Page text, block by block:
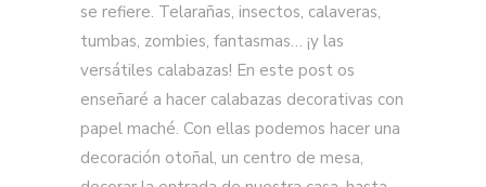
se refiere. Telarañas, insectos, calaveras,
tumbas, zombies, fantasmas… ¡y las
versátiles calabazas! En este post os
enseñaré a hacer calabazas decorativas con
papel maché. Con ellas podemos hacer una
decoración otoñal, un centro de mesa,